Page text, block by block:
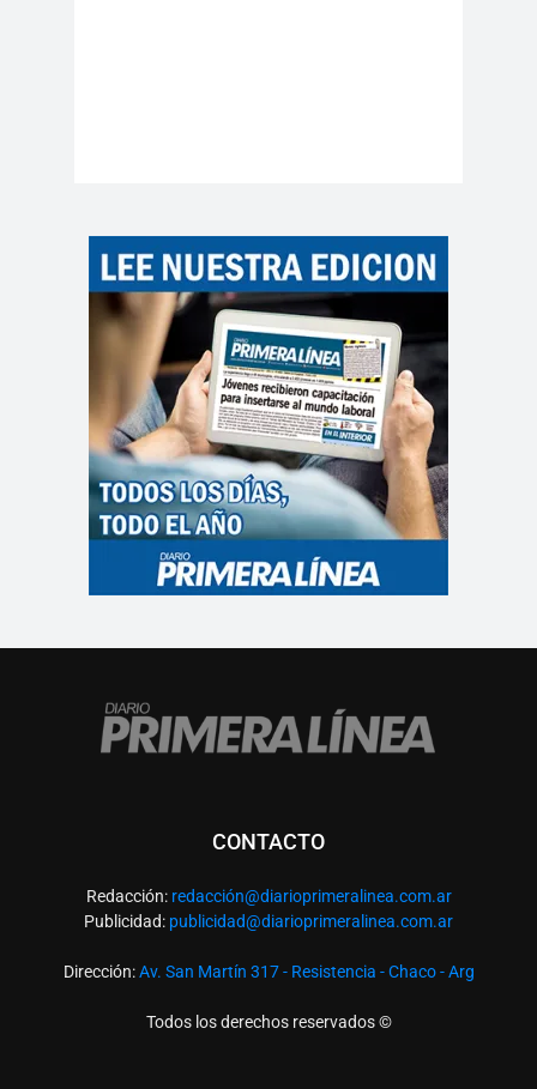
CONTACTO
Redacción: redacción@diarioprimeralinea.com.ar
Publicidad: publicidad@diarioprimeralinea.com.ar
Dirección:Av. San Martín 317 - Resistencia - Chaco - Arg
Todos los derechos reservados ©